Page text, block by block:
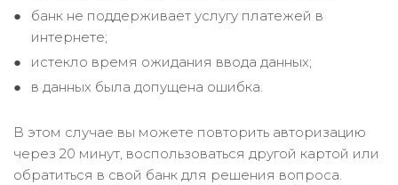
банк не поддерживает услугу платежей в
интернете;
истекло время ожидания ввода данных;
в данных была допущена ошибка.
В этом случае вы можете повторить авторизацию
через 20 минут, воспользоваться другой картой или
обратиться в свой банк для решения вопроса.